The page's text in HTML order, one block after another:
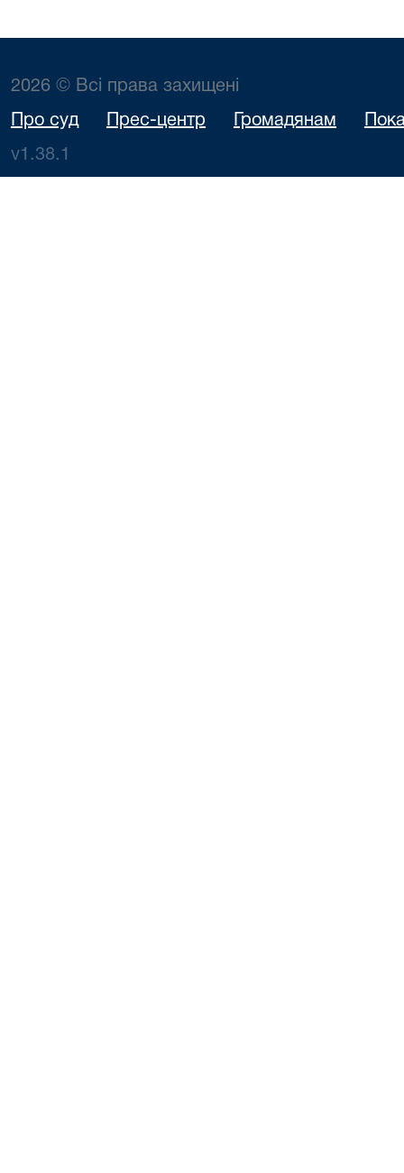
2026 © Всі права захищені
Про суд Прес-центр Громадянам
v1.38.1